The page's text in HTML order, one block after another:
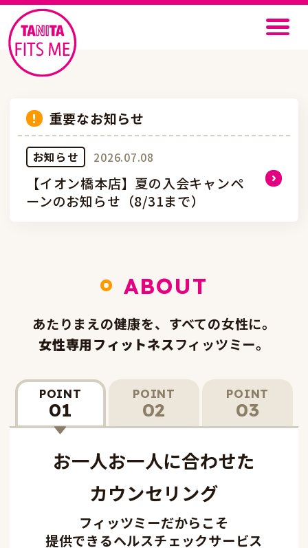
重要なお知らせ
お知らせ 2026.07.08
【イオン橋本店】夏の入会キャンペ
ーンのお知らせ（8/31まで）
ABOUT
あたりまえの健康を、すべての女性に。
女性専用フィットネスフィッツミー。
POINT
01
POINT
02
POINT
03
お一人お一人に合わせた
カウンセリング
フィッツミーだからこそ
提供できるヘルスチェックサービス